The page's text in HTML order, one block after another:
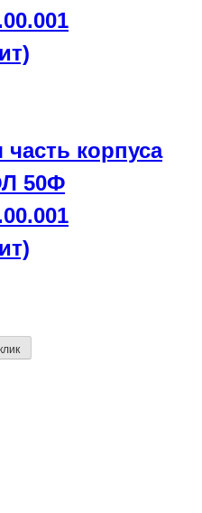
часть корпуса
50Ф